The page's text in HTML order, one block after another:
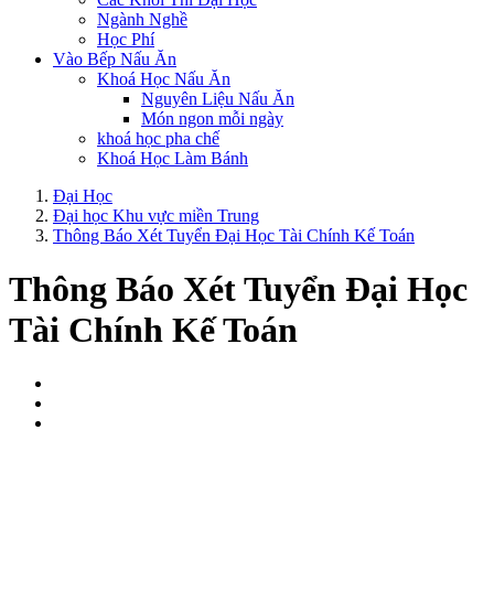
Ngành Nghề
Học Phí
Vào Bếp Nấu Ăn
Khoá Học Nấu Ăn
Nguyên Liệu Nấu Ăn
Món ngon mỗi ngày
khoá học pha chế
Khoá Học Làm Bánh
Đại Học
Đại học Khu vực miền Trung
Thông Báo Xét Tuyển Đại Học Tài Chính Kế Toán
Thông Báo Xét Tuyển Đại Học
Tài Chính Kế Toán